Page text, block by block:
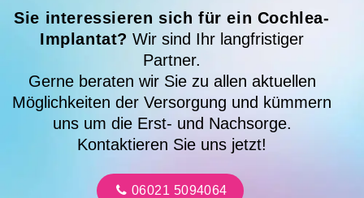
Sie interessieren sich für ein Cochlea-
Implantat? Wir sind Ihr langfristiger
Partner.
Gerne beraten wir Sie zu allen aktuellen
Möglichkeiten der Versorgung und kümmern
uns um die Erst- und Nachsorge.
Kontaktieren Sie uns jetzt!
06021 5094064